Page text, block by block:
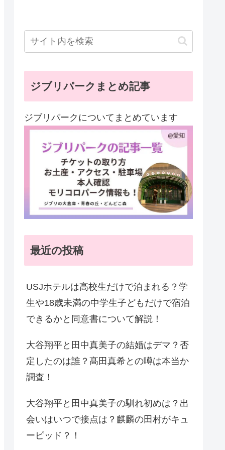
ジブリパークまとめ記事
ジブリパークについてまとめています
最近の投稿
USJホテルは高校生だけで泊まれる？学
生や18歳未満の中学生子どもだけで宿泊
できるかと同意書について解説！
大谷翔平と田中真美子の結婚はデマ？否
定したのは誰？髙田真希との噂は本当か
調査！
大谷翔平と田中真美子の馴れ初めは？出
会いはいつで接点は？麒麟の田村がキュ
ーピッド？！